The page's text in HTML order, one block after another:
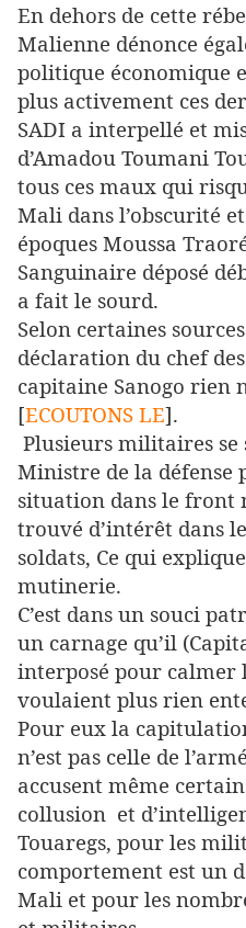
En dehors de cette
Malienne dénonce
politique économique
plus activement ces
SADI a interpellé et
d’Amadou Toumani
tous ces maux qui
Mali dans l’obscurité
époques Moussa
Sanguinaire déposé
a fait le sourd.
Selon certaines
déclaration du chef
capitaine Sanogo rien
[ECOUTONS LE].
Plusieurs militaires se
Ministre de la défense
situation dans le front
trouvé d’intérêt dans
soldats, Ce qui
mutinerie.
C’est dans un souci
un carnage qu’il
interposé pour calmer
voulaient plus rien
Pour eux la
n’est pas celle de
accusent même
collusion et
Touaregs, pour les
comportement est un
Mali et pour les